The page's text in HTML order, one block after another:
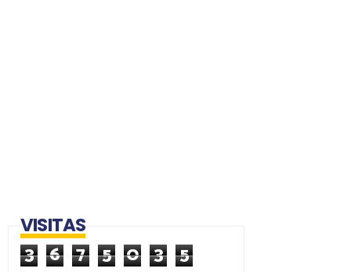
VISITAS
3 6 7 5 0 3 5